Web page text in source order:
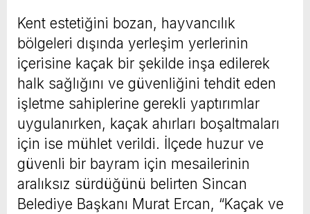
Kent estetiğini bozan, hayvancılık
bölgeleri dışında yerleşim yerlerinin
içerisine kaçak bir şekilde inşa edilerek
halk sağlığını ve güvenliğini tehdit eden
işletme sahiplerine gerekli yaptırımlar
uygulanırken, kaçak ahırları boşaltmaları
için ise mühlet verildi. İlçede huzur ve
güvenli bir bayram için mesailerinin
aralıksız sürdüğünü belirten Sincan
Belediye Başkanı Murat Ercan, “Kaçak ve